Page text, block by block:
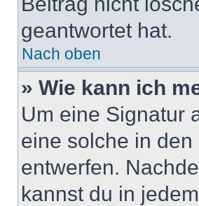
geantwortet hat.
Nach oben
» Wie kann ich
Um eine Signatur
eine solche in
entwerfen.
kannst du in